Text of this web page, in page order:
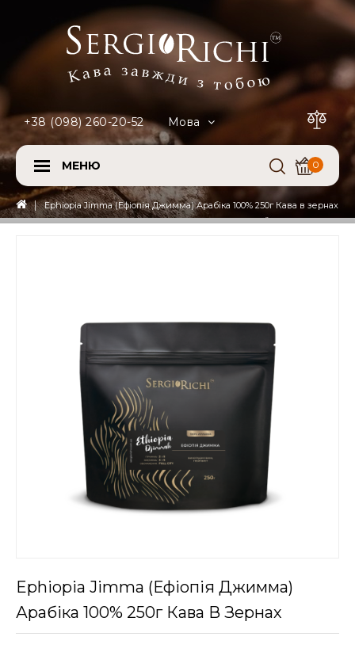
+38 (098) 260-20-52 Мова
0
МЕНЮ
Ephiopia Jimma (Ефіопія Джимма) Арабіка 100% 250г Кава в зернах
Ephiopia Jimma (Ефіопія Джимма)
Арабіка 100% 250г Кава В Зернах